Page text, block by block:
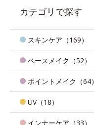
カテゴリで探す
スキンケア（169）
ベースメイク（52）
ポイントメイク（64）
UV（18）
インナーケア（33）